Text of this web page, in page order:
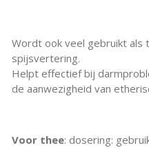
Wordt ook veel gebruikt als
spijsvertering.
Helpt effectief bij
de aanwezigheid van
Voor thee: dosering: